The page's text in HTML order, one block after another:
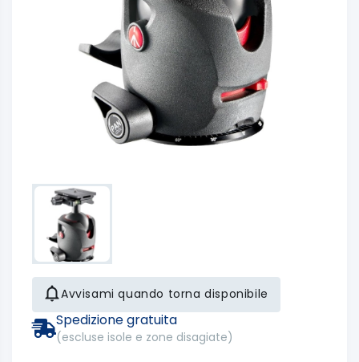
Avvisami quando torna disponibile
Spedizione gratuita
(escluse isole e zone disagiate)